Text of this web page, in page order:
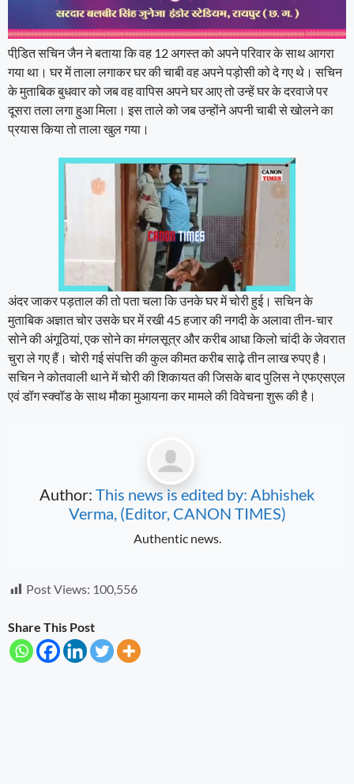
पीडि़त सचिन जैन ने बताया कि वह 12 अगस्त को अपने परिवार के साथ आगरा
गया था। घर में ताला लगाकर घर की चाबी वह अपने पड़ोसी को दे गए थे। सचिन
के मुताबिक बुधवार को जब वह वापिस अपने घर आए तो उन्हें घर के दरवाजे पर
दूसरा तला लगा हुआ मिला। इस ताले को जब उन्होंने अपनी चाबी से खोलने का
प्रयास किया तो ताला खुल गया।
अंदर जाकर पड़ताल की तो पता चला कि उनके घर में चोरी हुई। सचिन के
मुताबिक अज्ञात चोर उसके घर में रखी 45 हजार की नगदी के अलावा तीन-चार
सोने की अंगूठियां, एक सोने का मंगलसूत्र और करीब आधा किलो चांदी के जेवरात
चुरा ले गए हैं। चोरी गई संपत्ति की कुल कीमत करीब साढ़े तीन लाख रुपए है।
सचिन ने कोतवाली थाने में चोरी की शिकायत की जिसके बाद पुलिस ने एफएसएल
एवं डॉग स्क्वॉड के साथ मौका मुआयना कर मामले की विवेचना शुरू की है।
Author: This news is edited by: Abhishek
Verma, (Editor, CANON TIMES)
Authentic news.
Post Views: 100,556
Share This Post